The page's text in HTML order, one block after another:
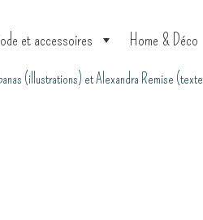
et accessoires Home & Déco
(illustrations) et Alexandra Remise (texte